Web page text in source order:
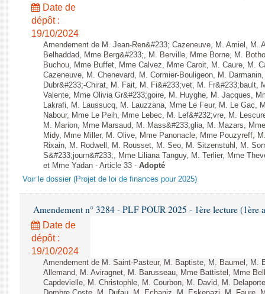
Date de
dépôt :
19/10/2024
Amendement de M. Jean-Ren&#233; Cazeneuve, M. Amiel, M.
Belhaddad, Mme Berg&#233;, M. Berville, Mme Borne, M.
Buchou, Mme Buffet, Mme Calvez, Mme Caroit, M. Caure, M.
Cazeneuve, M. Chenevard, M. Cormier-Bouligeon, M.
Dubr&#233;-Chirat, M. Fait, M. Fi&#233;vet, M. Fr&#233;bault,
Valente, Mme Olivia Gr&#233;goire, M. Huyghe, M. Jacques,
Lakrafi, M. Laussucq, M. Lauzzana, Mme Le Feur, M. Le Gac,
Nabour, Mme Le Peih, Mme Lebec, M. Lef&#232;vre, M.
M. Marion, Mme Marsaud, M. Mass&#233;glia, M. Mazars,
Midy, Mme Miller, M. Olive, Mme Panonacle, Mme Pouzyreff,
Rixain, M. Rodwell, M. Rousset, M. Seo, M. Sitzenstuhl, M.
S&#233;journ&#233;, Mme Liliana Tanguy, M. Terlier, Mme
et Mme Yadan - Article 33 - Adopté
Voir le dossier (Projet de loi de finances pour 2025)
Amendement n° 3284 - PLF POUR 2025 - 1ère lecture (1ère
Date de
dépôt :
19/10/2024
Amendement de M. Saint-Pasteur, M. Baptiste, M. Baumel, M.
Allemand, M. Aviragnet, M. Barusseau, Mme Battistel, Mme
Capdevielle, M. Christophle, M. Courbon, M. David, M.